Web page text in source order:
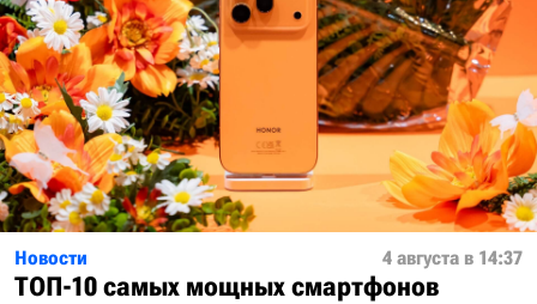
Новости 4 августа в 14:37
ТОП-10 самых мощных смартфонов